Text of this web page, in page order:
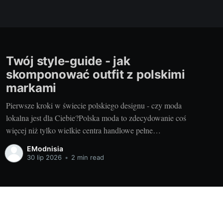
Twój style-guide - jak
skomponować outfit z polskimi
markami
Pierwsze kroki w świecie polskiego designu - czy moda
lokalna jest dla Ciebie?Polska moda to zdecydowanie coś
więcej niż tylko wielkie centra handlowe pełne
uniwersalnych ubrań. Wyjątkowy design, niepowtarzalne
kroje i oryginalne, pełne smaku stylistyczne kombinacje –
EModnisia
30 lip 2026 • 2 min read